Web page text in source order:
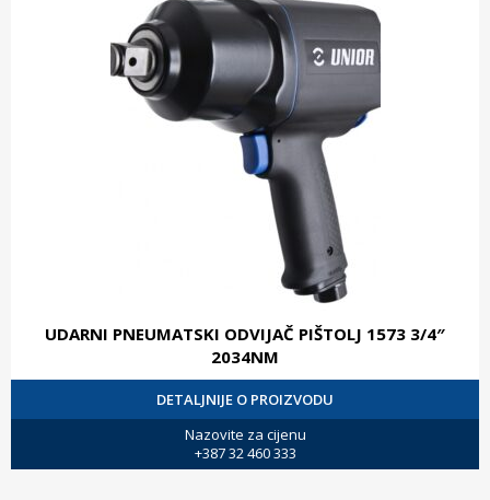
UDARNI PNEUMATSKI ODVIJAČ PIŠTOLJ 1573 3/4″
2034NM
DETALJNIJE O PROIZVODU
Nazovite za cijenu
+387 32 460 333